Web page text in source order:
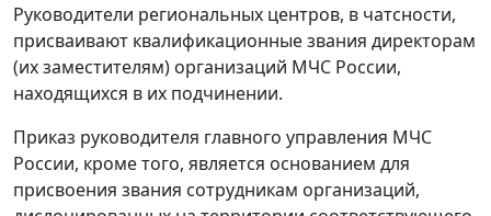
Руководители региональных центров, в чатсности,
присваивают квалификационные звания директорам
(их заместителям) организаций МЧС России,
находящихся в их подчинении.
Приказ руководителя главного управления МЧС
России, кроме того, является основанием для
присвоения звания сотрудникам организаций,